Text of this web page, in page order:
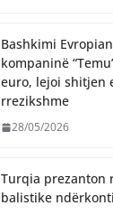
Bashkimi
kompaninë
euro, lejoi shitjen
rrezikshme
28/05/2026
Turqia prezanton
balistike